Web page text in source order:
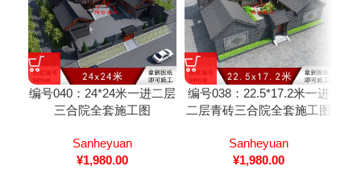
编号040：24*24米一进二层
三合院全套施工图
Sanheyuan
¥1,980.00
编号038：22.5*17.2米一进
二层青砖三合院全套施工图
Sanheyuan
¥1,980.00